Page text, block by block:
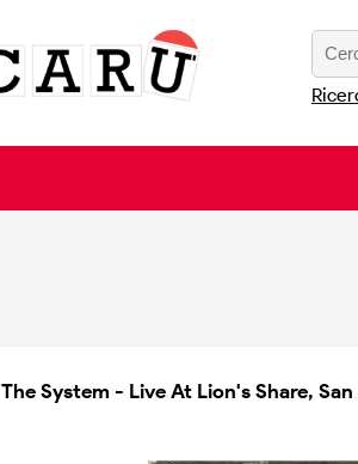
The System - Live At Lion's Share,